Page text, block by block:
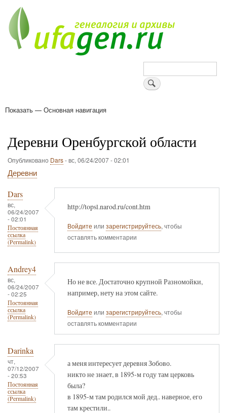
основному
содержанию
Поиск
Основная
Показать — Основная навигация
Деревни Оренбургской области
Опубликовано Dars-вс, 06/24/2007 - 02:01
Деревни
Dars
вс,
06/24/2007
- 02:01
Постоянная
ссылка
(Permalink)
http://topsl.narod.ru/cont.htm
Войдите или зарегистрируйтесь, чтобы
оставлять комментарии
Andrey4
вс,
06/24/2007
- 02:25
Постоянная
ссылка
(Permalink)
Но не все. Достаточно крупной Разномойки,
например, нету на этом сайте.
Войдите или зарегистрируйтесь, чтобы
оставлять комментарии
Darinka
чт,
07/12/2007
- 20:53
Постоянная
ссылка
(Permalink)
а меня интересует деревня Зобово.
никто не знает, в 1895-м году там церковь
была?
в 1895-м там родился мой дед.. наверное, его
там крестили..